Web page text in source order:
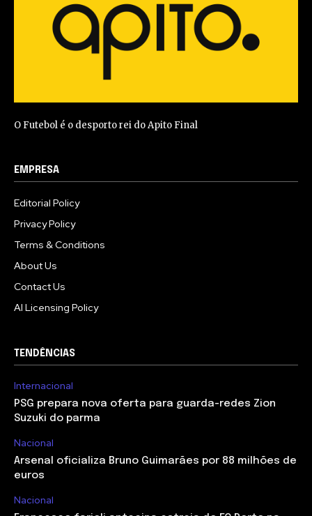
O Futebol é o desporto rei do Apito Final
EMPRESA
Editorial Policy
Privacy Policy
Terms & Conditions
About Us
Contact Us
AI Licensing Policy
TENDÊNCIAS
Internacional
PSG prepara nova oferta para guarda-redes Zion
Suzuki do parma
Nacional
Arsenal oficializa Bruno Guimarães por 88 milhões de
euros
Nacional